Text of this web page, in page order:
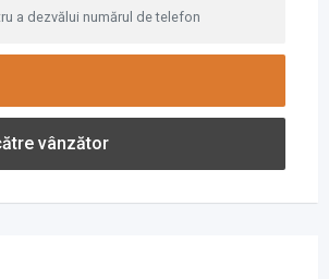
a dezvălui numărul de telefon
vânzător